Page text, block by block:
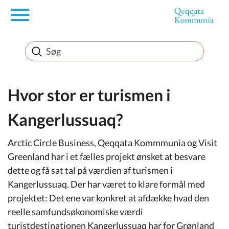
en
Borger
Erhverv
Politik
Turisme
Selvbetjening
Hvor stor er turismen i
Kangerlussuaq?
Arctic Circle Business, Qeqqata Kommmunia og Visit
Greenland har i et fælles projekt ønsket at besvare
dette og få sat tal på værdien af turismen i
Kangerlussuaq. Der har været to klare formål med
projektet: Det ene var konkret at afdække hvad den
reelle samfundsøkonomiske værdi
turistdestinationen Kangerlussuaq har for Grønland